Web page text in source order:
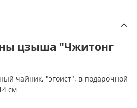
цзыша "Чжитонг
чайник, "эгоист", в подарочной
см